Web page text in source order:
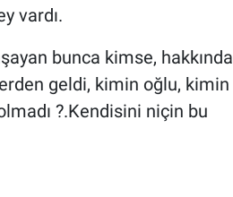
vardı.
bunca kimse, hakkında
geldi, kimin oğlu, kimin
?.Kendisini niçin bu